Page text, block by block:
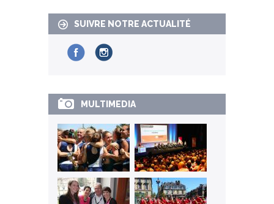
SUIVRE NOTRE ACTUALITÉ
MULTIMEDIA